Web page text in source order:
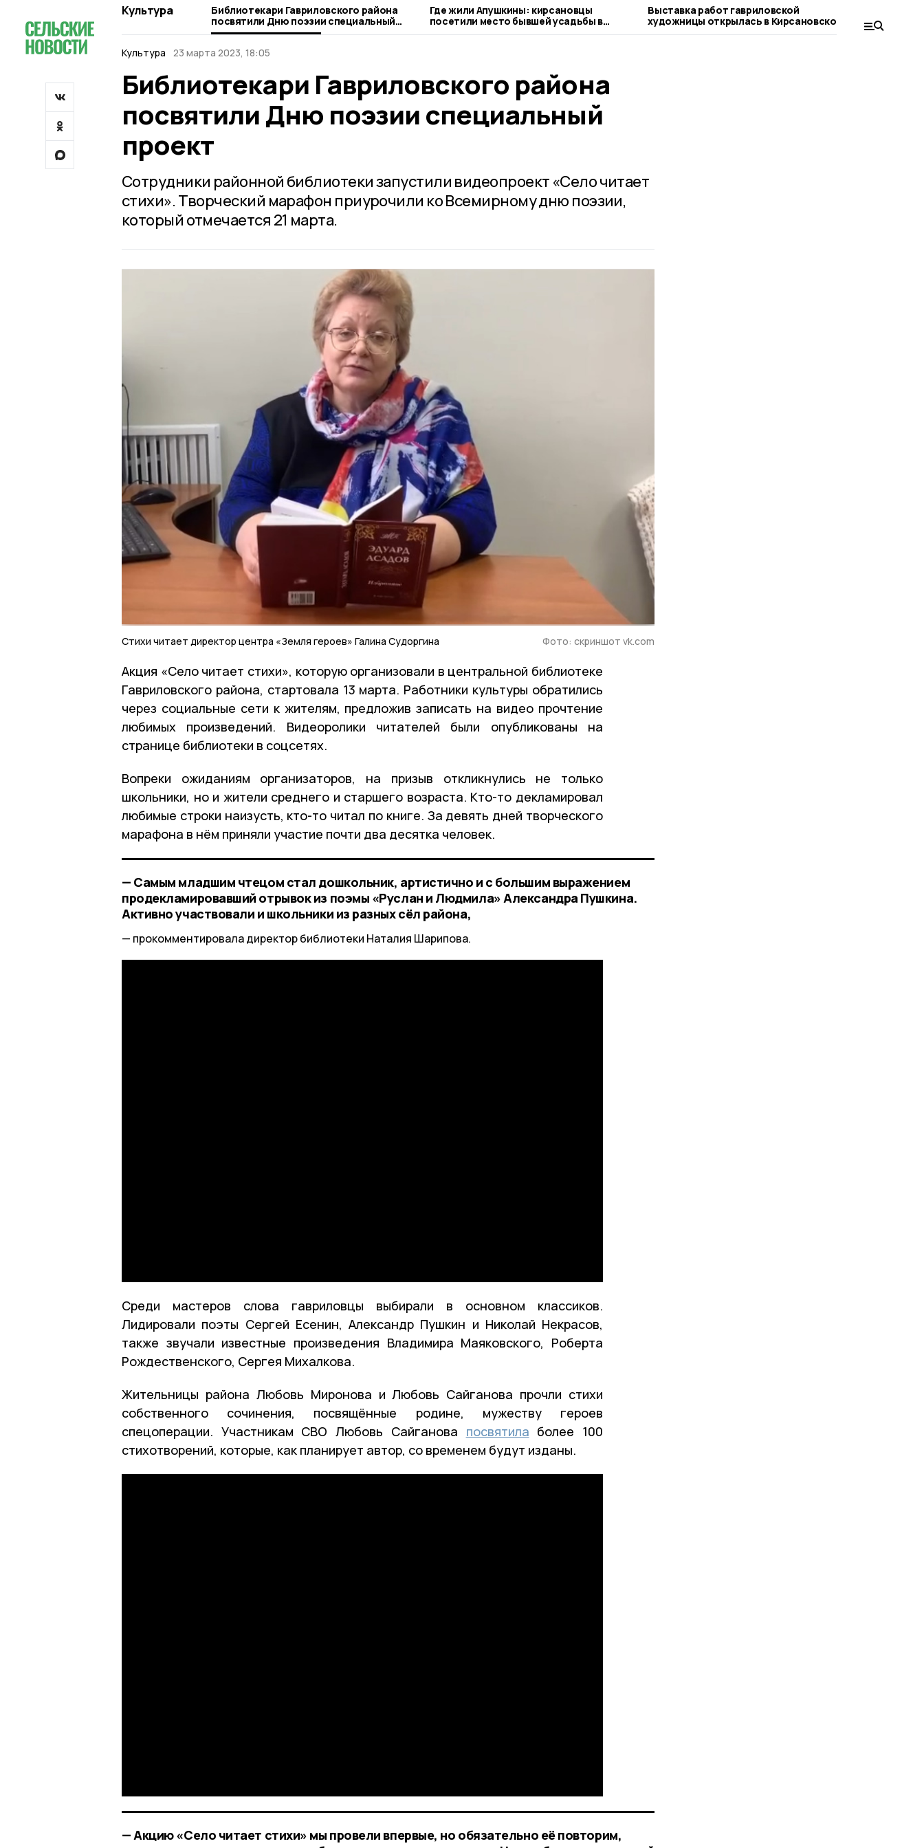
Культура
Библиотекари Гавриловского района
посвятили Дню поэзии специальный
проект
Где жили Апушкины: кирсановцы
посетили место бывшей усадьбы в
гавриловском Полякове
Выставка работ гавриловской
художницы открылась в Кирсановском
колледже
фестиваль
Культура 23 марта 2023, 18:05
Библиотекари Гавриловского района
посвятили Дню поэзии специальный
проект
Сотрудники районной библиотеки запустили видеопроект «Село читает
стихи». Творческий марафон приурочили ко Всемирному дню поэзии,
который отмечается 21 марта.
Стихи читает директор центра «Земля героев» Галина Судоргина Фото: скриншот vk.com
Акция «Село читает стихи», которую организовали в центральной библиотеке
Гавриловского района, стартовала 13 марта. Работники культуры обратились
через социальные сети к жителям, предложив записать на видео прочтение
любимых произведений. Видеоролики читателей были опубликованы на
странице библиотеки в соцсетях.
Вопреки ожиданиям организаторов, на призыв откликнулись не только
школьники, но и жители среднего и старшего возраста. Кто-то декламировал
любимые строки наизусть, кто-то читал по книге. За девять дней творческого
марафона в нём приняли участие почти два десятка человек.
— Самым младшим чтецом стал дошкольник, артистично и с большим выражением
продекламировавший отрывок из поэмы «Руслан и Людмила» Александра Пушкина.
Активно участвовали и школьники из разных сёл района,
прокомментировала директор библиотеки Наталия Шарипова.
Среди мастеров слова гавриловцы выбирали в основном классиков.
Лидировали поэты Сергей Есенин, Александр Пушкин и Николай Некрасов,
также звучали известные произведения Владимира Маяковского, Роберта
Рождественского, Сергея Михалкова.
Жительницы района Любовь Миронова и Любовь Сайганова прочли стихи
собственного сочинения, посвящённые родине, мужеству героев
спецоперации. Участникам СВО Любовь Сайганова посвятила более 100
стихотворений, которые, как планирует автор, со временем будут изданы.
— Акцию «Село читает стихи» мы провели впервые, но обязательно её повторим,